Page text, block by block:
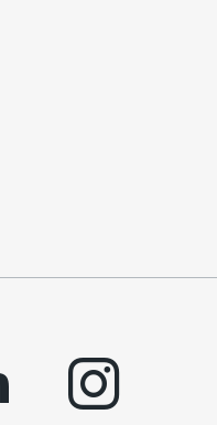
instagram